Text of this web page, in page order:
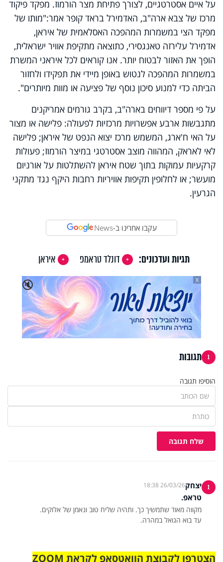
על איים אסטרטגיים, לצורך פתיחת מצר הורמוז. מפקד פיקוד
מרכז של צבא ארה"ב, האדמירל בראד קופר אמר:"מותו של
מפקד הצי במשמרות המהפכה האסלאמית של איראן,
אדמירל עלירזה טאנגסירי, כתוצאה מתקיפת אוויר ישראלית,
הופך את האזור לבטוח יותר. אנו קוראים לכל איראני המשרת
במשמרות המהפכה לנטוש באופן מיידי את תפקידו ולחזור
הביתה כדי למנוע סיכון נוסף של פציעה או מוות מיותרים".
על פי מספר דיווחים בארה"ב, בקרב גורמים אמריקנים
מתגבשות ארבע אפשרויות מרכזיות לפעולה: פלישה או מצור
על האי ח'ארג, המשמש מרכז יצוא הנפט של איראן; פלישה
לאי לאראק, המהווה מוצב אסטרטגי במיצר הורמוז; פעולות
קרקעיות עמוקות בתוך שטח איראן להשתלטות על אורניום
מועשר; או לחלופין תקיפות אוויריות רחבות היקף נגד מתקני
הגרעין.
עקבו אחרינו ב-News
תגיות ועדכונים: דונלד טראמפ
איראן
🔇
X
1 תגובות
הוסיפו תגובה
שלח תגובה
1 יצחק26/03/26 18:38
טראפ.
עד בוא הגואל במהרה.
הצטרפו לקבוצת הוואטסאפ לקראת ZOOM